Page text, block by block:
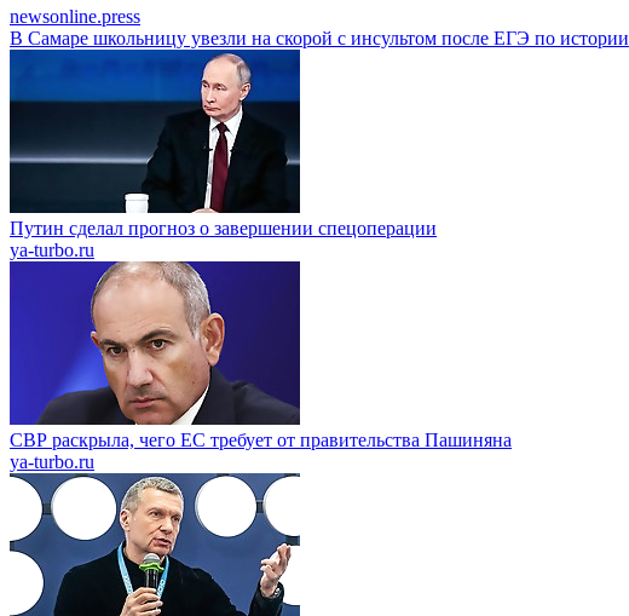
newsonline.press
В Самаре школьницу увезли на скорой с инсультом после ЕГЭ по истории
Путин сделал прогноз о завершении спецоперации
ya-turbo.ru
СВР раскрыла, чего ЕС требует от правительства Пашиняна
ya-turbo.ru